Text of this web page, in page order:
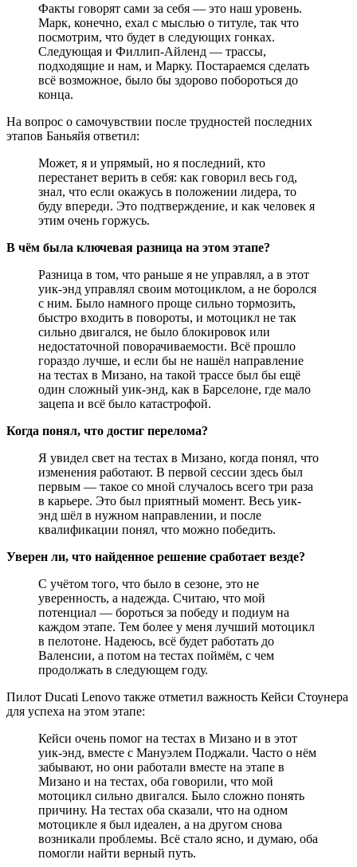
Факты говорят сами за себя — это наш уровень.
Марк, конечно, ехал с мыслью о титуле, так что
посмотрим, что будет в следующих гонках.
Следующая и Филлип-Айленд — трассы,
подходящие и нам, и Марку. Постараемся сделать
всё возможное, было бы здорово побороться до
конца.
На вопрос о самочувствии после трудностей последних
этапов Баньяйя ответил:
Может, я и упрямый, но я последний, кто
перестанет верить в себя: как говорил весь год,
знал, что если окажусь в положении лидера, то
буду впереди. Это подтверждение, и как человек я
этим очень горжусь.
В чём была ключевая разница на этом этапе?
Разница в том, что раньше я не управлял, а в этот
уик-энд управлял своим мотоциклом, а не боролся
с ним. Было намного проще сильно тормозить,
быстро входить в повороты, и мотоцикл не так
сильно двигался, не было блокировок или
недостаточной поворачиваемости. Всё прошло
гораздо лучше, и если бы не нашёл направление
на тестах в Мизано, на такой трассе был бы ещё
один сложный уик-энд, как в Барселоне, где мало
зацепа и всё было катастрофой.
Когда понял, что достиг перелома?
Я увидел свет на тестах в Мизано, когда понял, что
изменения работают. В первой сессии здесь был
первым — такое со мной случалось всего три раза
в карьере. Это был приятный момент. Весь уик-
энд шёл в нужном направлении, и после
квалификации понял, что можно победить.
Уверен ли, что найденное решение сработает везде?
С учётом того, что было в сезоне, это не
уверенность, а надежда. Считаю, что мой
потенциал — бороться за победу и подиум на
каждом этапе. Тем более у меня лучший мотоцикл
в пелотоне. Надеюсь, всё будет работать до
Валенсии, а потом на тестах поймём, с чем
продолжать в следующем году.
Пилот Ducati Lenovo также отметил важность Кейси Стоунера
для успеха на этом этапе:
Кейси очень помог на тестах в Мизано и в этот
уик-энд, вместе с Мануэлем Поджали. Часто о нём
забывают, но они работали вместе на этапе в
Мизано и на тестах, оба говорили, что мой
мотоцикл сильно двигался. Было сложно понять
причину. На тестах оба сказали, что на одном
мотоцикле я был идеален, а на другом снова
возникали проблемы. Всё стало ясно, и думаю, оба
помогли найти верный путь.